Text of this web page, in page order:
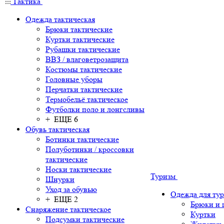
Одежда тактическая
Брюки тактические
Куртки тактические
Рубашки тактические
ВВЗ / влаговетрозащита
Костюмы тактические
Головные уборы
Перчатки тактические
Термобельё тактическое
Футболки поло и лонгсливы
+ ЕЩЕ 6
Обувь тактическая
Ботинки тактические
Полуботинки / кроссовки
тактические
Носки тактические
Шнурки
Уход за обувью
+ ЕЩЕ 2
Снаряжение тактическое
Подсумки тактические
Туризм
Одежда для
Брюки и
Куртки